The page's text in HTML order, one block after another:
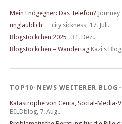
Mein Endgegner: Das Telefon?
unglaublich …
city sickness 17. Juli.
Blogstöckchen 2025
31. Dez..
Blogstöckchen – Wandertag Kazi's Blog
TOP10-NEWS WEITERER BLOG-
Katastrophe von Ceuta, Social-Media-
BILDblog 7. Aug..